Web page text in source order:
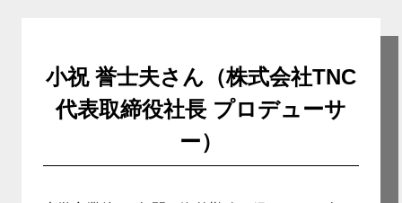
小祝 誉士夫さん（株式会社TNC
代表取締役社長 プロデューサ
ー）